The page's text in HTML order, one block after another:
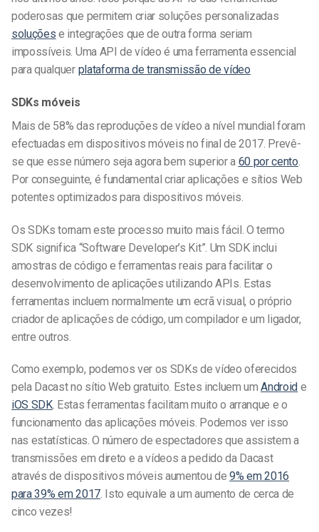
poderosas que permitem criar soluções personalizadas
soluções e integrações que de outra forma seriam
impossíveis. Uma API de vídeo é uma ferramenta essencial
para qualquer plataforma de transmissão de vídeo
SDKs móveis
Mais de 58% das reproduções de vídeo a nível mundial foram
efectuadas em dispositivos móveis no final de 2017. Prevê-
se que esse número seja agora bem superior a 60 por cento
Por conseguinte, é fundamental criar aplicações e sítios Web
potentes optimizados para dispositivos móveis.
Os SDKs tornam este processo muito mais fácil. O termo
SDK significa “Software Developer’s Kit”. Um SDK inclui
amostras de código e ferramentas reais para facilitar o
desenvolvimento de aplicações utilizando APIs. Estas
ferramentas incluem normalmente um ecrã visual, o próprio
criador de aplicações de código, um compilador e um ligador,
entre outros.
Como exemplo, podemos ver os SDKs de vídeo oferecidos
pela Dacast no sítio Web gratuito. Estes incluem umAndroid e
iOS SDK. Estas ferramentas facilitam muito o arranque e o
funcionamento das aplicações móveis. Podemos ver isso
nas estatísticas. O número de espectadores que assistem a
transmissões em direto e a vídeos a pedido da Dacast
através de dispositivos móveis aumentou de9% em 2016
para 39% em 2017. Isto equivale a um aumento de cerca de
cinco vezes!